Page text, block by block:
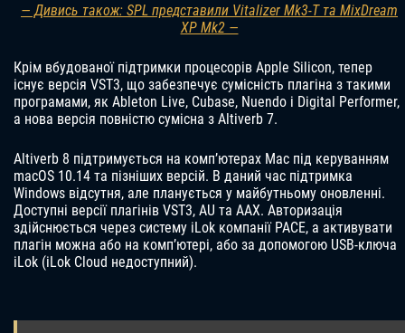
— Дивись також: SPL представили Vitalizer Mk3-T та MixDream
XP Mk2 —
Крім вбудованої підтримки процесорів Apple Silicon, тепер
існує версія VST3, що забезпечує сумісність плагіна з такими
програмами, як Ableton Live, Cubase, Nuendo і Digital Performer,
а нова версія повністю сумісна з Altiverb 7.
Altiverb 8 підтримується на комп’ютерах Mac під керуванням
macOS 10.14 та пізніших версій. В даний час підтримка
Windows відсутня, але планується у майбутньому оновленні.
Доступні версії плагінів VST3, AU та AAX. Авторизація
здійснюється через систему iLok компанії PACE, а активувати
плагін можна або на комп’ютері, або за допомогою USB-ключа
iLok (iLok Cloud недоступний).